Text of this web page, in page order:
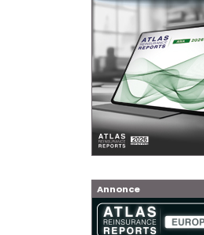
Annonce